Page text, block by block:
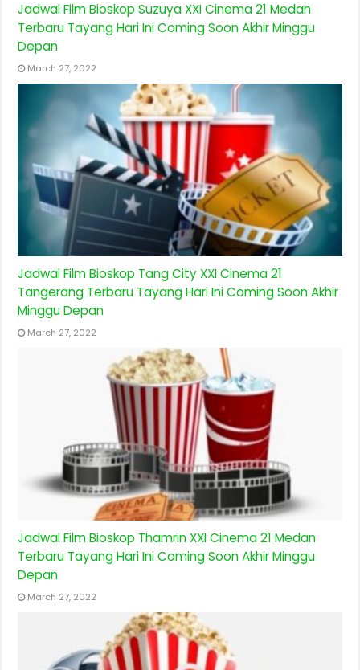
Jadwal Film Bioskop Suzuya XXI Cinema 21 Medan
Terbaru Tayang Hari Ini Coming Soon Akhir Minggu
Depan
March 27, 2022
Jadwal Film Bioskop Tang City XXI Cinema 21
Tangerang Terbaru Tayang Hari Ini Coming Soon Akhir
Minggu Depan
March 27, 2022
Jadwal Film Bioskop Thamrin XXI Cinema 21 Medan
Terbaru Tayang Hari Ini Coming Soon Akhir Minggu
Depan
March 27, 2022